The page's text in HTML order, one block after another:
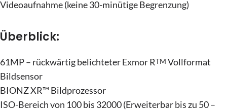
Videoaufnahme (keine 30-minütige Begrenzung)
Überblick:
61MP – rückwärtig belichteter Exmor RTM Vollformat
Bildsensor
BIONZ XR™ Bildprozessor
ISO-Bereich von 100 bis 32000 (Erweiterbar bis zu 50 –